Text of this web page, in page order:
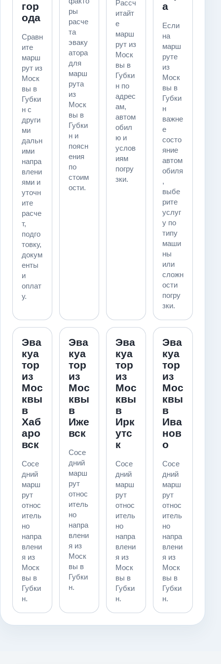
гор
ода
Сравн
ите
марш
рут из
Моск
вы в
Губки
н с
други
ми
дальн
ими
напра
влени
ями и
уточн
ите
расче
т,
подго
товку,
докум
енты
и
оплат
у.
ры
расче
та
эваку
атора
для
марш
рута
из
Моск
вы в
Губки
н и
поясн
ения
по
стоим
ости.
Рассч
итайт
е
марш
рут из
Моск
вы в
Губки
н по
адрес
ам,
автом
обил
ю и
услов
иям
погру
зки.
а
Если
на
марш
руте
из
Моск
вы в
Губки
н
важне
е
состо
яние
автом
обиля
,
выбе
рите
услуг
у по
типу
маши
ны
или
сложн
ости
погру
зки.
Эва
куа
тор
из
Мос
квы
в
Хаб
аро
вск
Сосе
дний
марш
рут
относ
итель
но
напра
влени
я из
Моск
вы в
Губки
н.
Эва
куа
тор
из
Мос
квы
в
Иже
вск
Сосе
дний
марш
рут
относ
итель
но
напра
влени
я из
Моск
вы в
Губки
н.
Эва
куа
тор
из
Мос
квы
в
Ирк
утс
к
Сосе
дний
марш
рут
относ
итель
но
напра
влени
я из
Моск
вы в
Губки
н.
Эва
куа
тор
из
Мос
квы
в
Ива
нов
о
Сосе
дний
марш
рут
относ
итель
но
напра
влени
я из
Моск
вы в
Губки
н.